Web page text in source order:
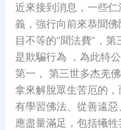
近來接到消息，一些
義，強行向前來恭聞
目不等的“聞法費”，
是欺騙行為 ，為此特
第一， 第三世多杰羌
拿來解脫眾生苦厄的
有學習佛法、從善遠
應盡量滿足，包括犧